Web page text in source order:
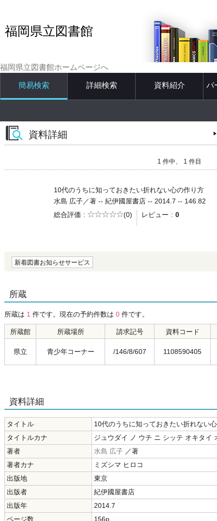
福岡県立図書館
福岡県立図書館ホームページへ
簡易検索 詳細検索 資料紹介 パ
資料詳細
1 件中、 1 件目
10代のうちに知っておきたい折れない心の作り方
水島 広子／著 -- 紀伊國屋書店 -- 2014.7 -- 146.82
総合評価
5段階評価
(0) レビュー 0
新着図書お知らせサービス
所蔵
所蔵は 1 件です。現在の予約件数は 0 件です。
所蔵館 所蔵場所 請求記号 資料コード
県立 青少年コーナー /146/8/607 1108590405
資料詳細
タイトル
10代のうちに知っておきたい折れない
タイトルカナ
ジュウダイ ノ ウチ ニ シッテ オキタイ
著者
水島 広子 ／著
著者カナ
ミズシマ ヒロコ
出版地
東京
出版者
紀伊國屋書店
出版年
2014.7
ページ数
156p